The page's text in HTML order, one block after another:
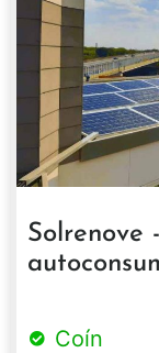
Solrenove
Coín